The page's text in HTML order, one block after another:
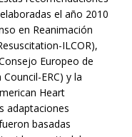
el año 2010
en Reanimación
ILCOR),
Europeo de
ERC) y la
Heart
adaptaciones
basadas